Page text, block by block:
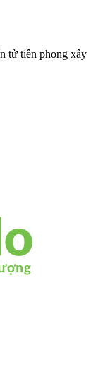
tử tiên phong xây